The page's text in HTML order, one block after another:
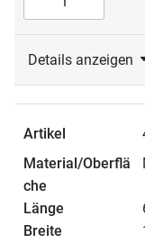
Details anzeigen